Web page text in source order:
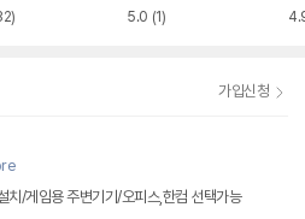
5.0 (1)
가입신청
/게임용 주변기기/오피스,한컴 선택가능